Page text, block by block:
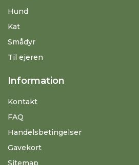
Hund
Kat
Smådyr
Til ejeren
Information
Kontakt
FAQ
Handelsbetingelser
Gavekort
Sitemap